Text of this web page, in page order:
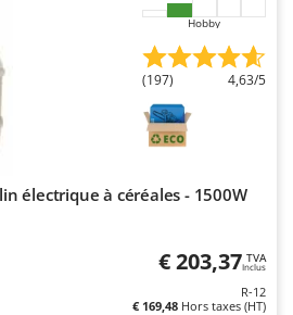
des olives
intérieur pour pizza et cuisine
Hobby
(197) 4,63/5
électrique à céréales - 1500W
€ 203,37 TVA
Inclus
R-12
€ 169,48 Hors taxes (HT)